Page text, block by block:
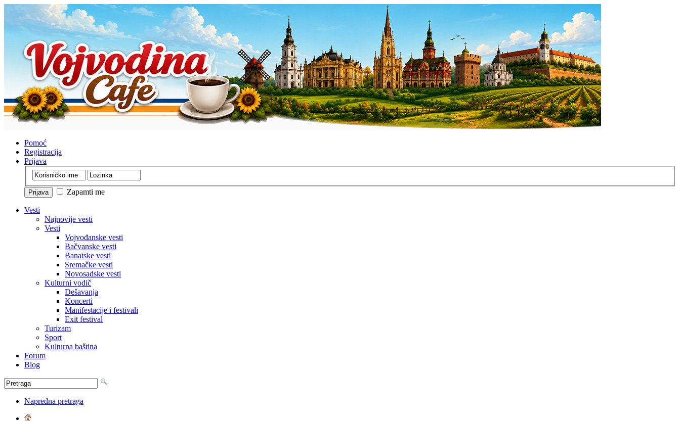
Pomoć
Registracija
Prijava
Zapamti me
Vesti
Najnovije vesti
Vesti
Vojvođanske vesti
Bačvanske vesti
Banatske vesti
Sremačke vesti
Novosadske vesti
Kulturni vodič
Dešavanja
Koncerti
Manifestacije i festivali
Exit festival
Turizam
Sport
Kulturna baština
Forum
Blog
Napredna pretraga